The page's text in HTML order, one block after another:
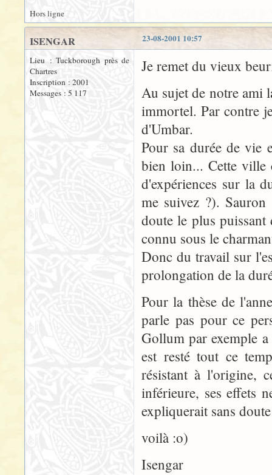
Hors ligne
23-08-2001 10:57
ISENGAR
Lieu : Tuckborough près de
Chartres
Inscription : 2001
Messages : 5 117
Je remet du vieux
Au sujet de notre ami
immortel. Par contre
d'Umbar.
Pour sa durée de vie
bien loin... Cette ville
d'expériences sur la
me suivez ?).
doute le plus
connu sous le
Donc du travail sur
prolongation de la
Pour la thèse de
parle pas pour ce
Gollum par exemple
est resté tout ce
résistant à l'origine,
inférieure, ses effets
expliquerait sans
voilà :o)
Isengar